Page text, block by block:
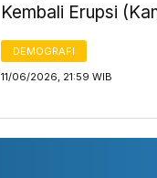
Kembali Erupsi
DEMOGRAFI
11/06/2026, 21:59 WIB